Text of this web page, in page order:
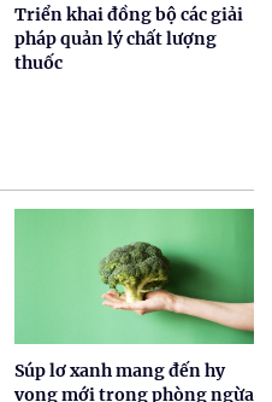
Triển khai đồng bộ các giải
pháp quản lý chất lượng
thuốc
Súp lơ xanh mang đến hy
vọng mới trong phòng ngừa